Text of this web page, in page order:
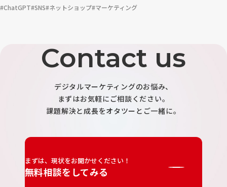
ChatGPT SNS ネットショップ マーケティング
Contact us
デジタルマーケティングのお悩み、
まずはお気軽にご相談ください。
課題解決と成長をオタツーとご一緒に。
まずは、現状をお聞かせください！
無料相談をしてみる